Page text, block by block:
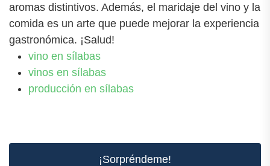
aromas distintivos. Además, el maridaje del vino y la
comida es un arte que puede mejorar la experiencia
gastronómica. ¡Salud!
vino en sílabas
vinos en sílabas
producción en sílabas
¡Sorpréndeme!